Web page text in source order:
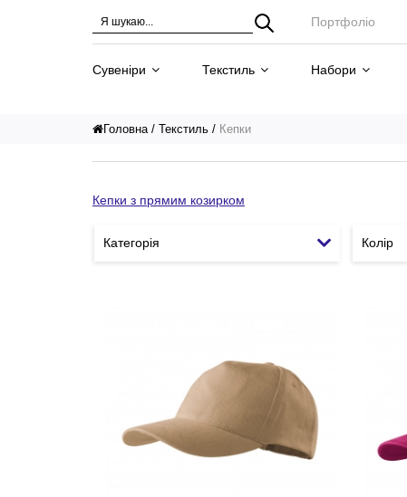
Портфоліо
Сувеніри Текстиль Набори
Головна Текстиль Кепки
Кепки з прямим козирком
Категорія Колір